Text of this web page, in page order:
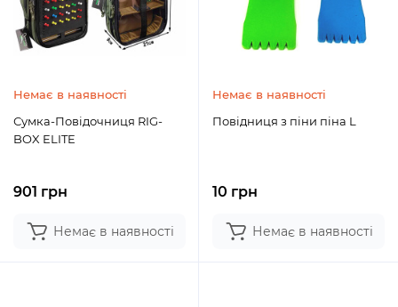
Немає в наявності
Сумка-Повідочниця RIG-
BOX ELITE
901 грн
Немає в наявності
Немає в наявності
Повідниця з піни піна L
10 грн
Немає в наявності